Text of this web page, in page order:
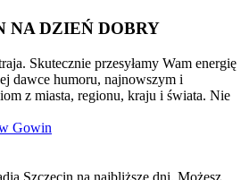
NA DZIEŃ DOBRY
Skutecznie przesyłamy Wam energię
dawce humoru, najnowszym i
z miasta, regionu, kraju i świata. Nie
Gowin
Szczecin na najbliższe dni. Możesz